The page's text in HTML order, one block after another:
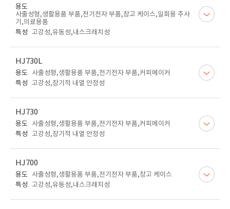
용도
사출성형,생활용품 부품,전기전자 부품,창고 케이스,일회용 주사
기,의료용품
특성 고강성,유동성,내스크래치성
HJ730L
용도
사출성형,생활용품 부품,전기전자 부품,커피메이커
특성 고강성,장기적 내열 안정성
HJ730
용도
사출성형,생활용품 부품,전기전자 부품,커피메이커
특성 고강성,장기적 내열 안정성
HJ700
용도
사출성형,생활용품 부품,전기전자 부품,창고 케이스
특성 고강성,유동성,내스크래치성